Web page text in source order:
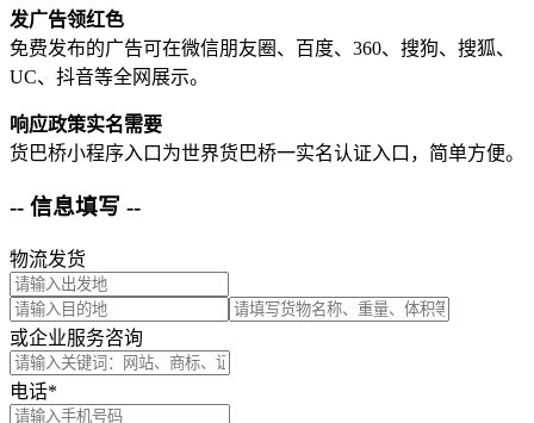
发广告领红色
免费发布的广告可在微信朋友圈、百度、360、搜狗、搜狐、
UC、抖音等全网展示。
响应政策实名需要
货巴桥小程序入口为世界货巴桥一实名认证入口，简单方便。
-- 信息填写 --
物流发货
或企业服务咨询
电话*